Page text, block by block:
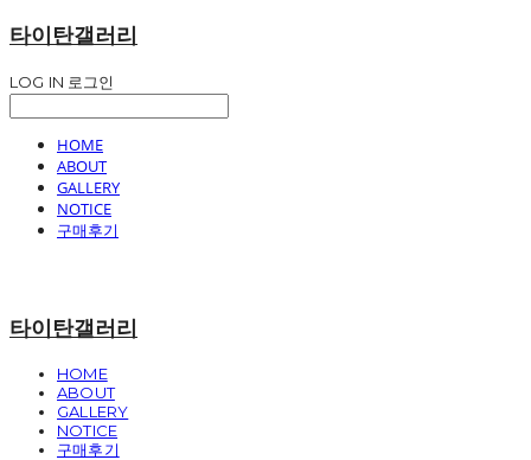
타이탄갤러리
LOG IN 로그인
HOME
ABOUT
GALLERY
NOTICE
구매후기
타이탄갤러리
HOME
ABOUT
GALLERY
NOTICE
구매후기